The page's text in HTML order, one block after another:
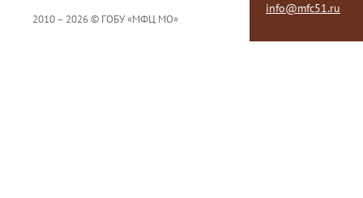
2010 – 2026 © ГОБУ «МФЦ МО»
info@mfc51.ru